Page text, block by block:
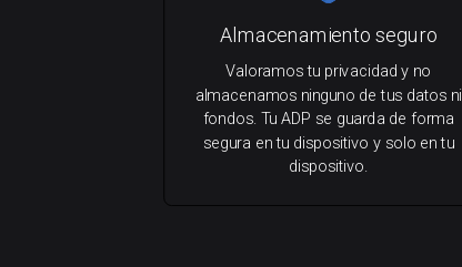
Almacenamiento seguro
Valoramos tu privacidad y no
almacenamos ninguno de tus datos ni
fondos. Tu ADP se guarda de forma
segura en tu dispositivo y solo en tu
dispositivo.